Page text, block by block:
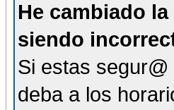
He cambiado
siendo
Si estas
deba a los